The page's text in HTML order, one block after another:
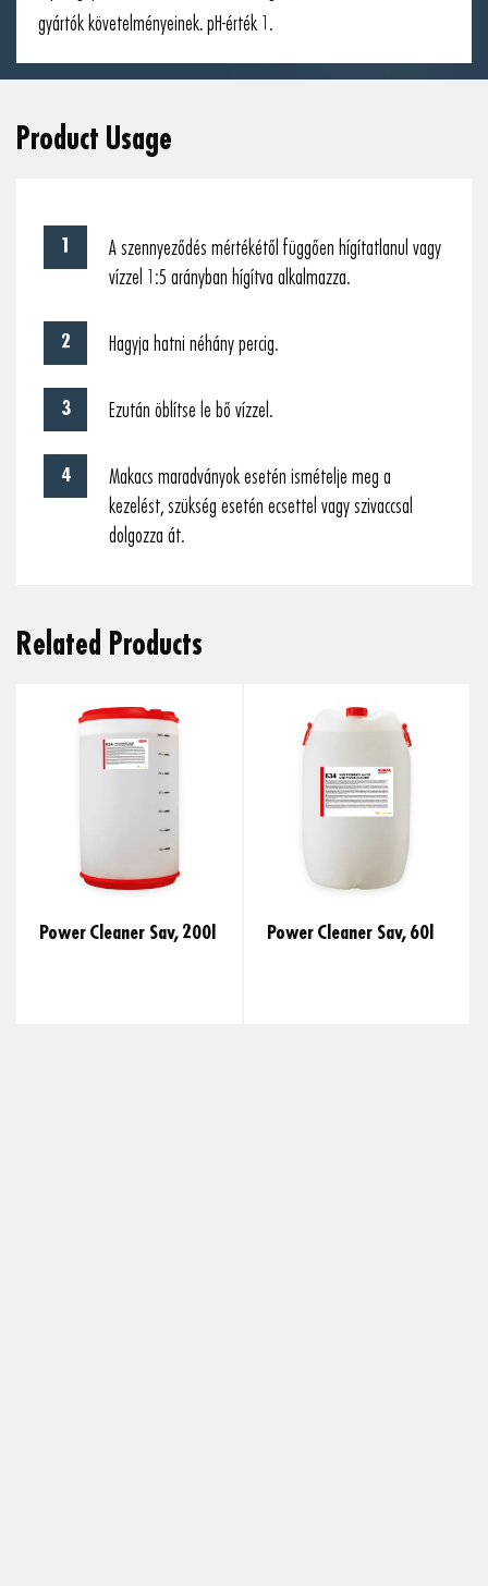
gyártók követelményeinek. pH-érték 1.
Product Usage
A szennyeződés mértékétől függően hígítatlanul vagy
vízzel 1:5 arányban hígítva alkalmazza.
Hagyja hatni néhány percig.
Ezután öblítse le bő vízzel.
Makacs maradványok esetén ismételje meg a
kezelést, szükség esetén ecsettel vagy szivaccsal
dolgozza át.
Related Products
Power Cleaner Sav, 200l Power Cleaner Sav, 60l